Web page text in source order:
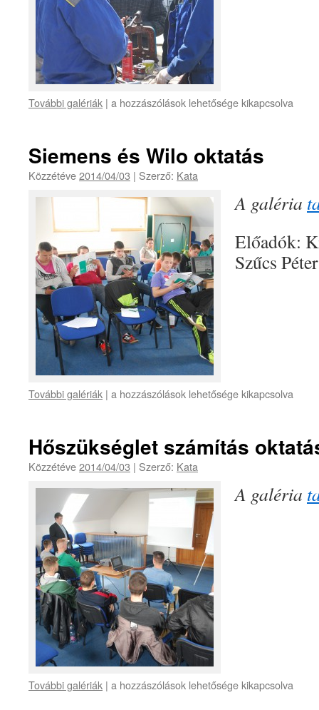
További galériák | a hozzászólások lehetősége kikapcsolva
Siemens és Wilo oktatás
Közzétéve2014/04/03 | Szerző: Kata
A galéria
Előadók:
Szűcs Péter
További galériák | a hozzászólások lehetősége kikapcsolva
Hőszükséglet számítás
Közzétéve2014/04/03 | Szerző: Kata
A galéria
További galériák | a hozzászólások lehetősége kikapcsolva